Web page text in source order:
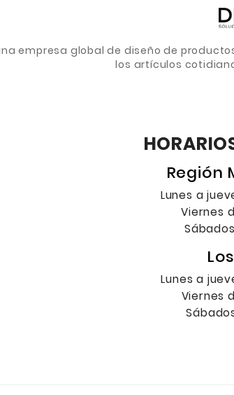
empresa global de diseño de
los artículos
Región
Lunes a
Viernes
Lunes a
Viernes